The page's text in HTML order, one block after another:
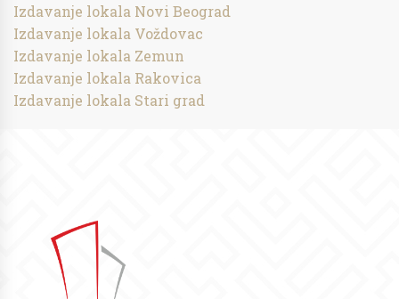
Izdavanje lokala Novi Beograd
Izdavanje lokala Voždovac
Izdavanje lokala Zemun
Izdavanje lokala Rakovica
Izdavanje lokala Stari grad